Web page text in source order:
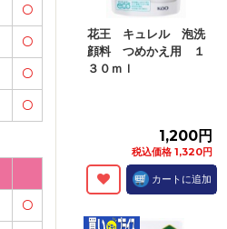
〇
〇
〇
〇
〇
花王 キュレル 泡洗
顔料 つめかえ用 １
３０ｍｌ
1,200円
税込価格 1,320円
カートに追加